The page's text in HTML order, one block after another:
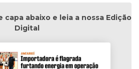
capa abaixo e leia a nossa Edição
Digital